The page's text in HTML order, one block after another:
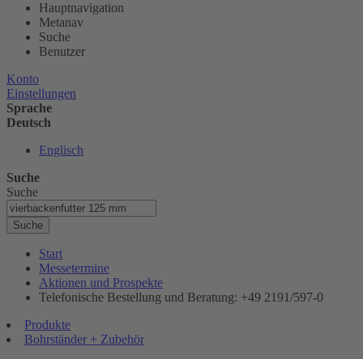
Hauptnavigation
Metanav
Suche
Benutzer
Konto
Einstellungen
Sprache
Deutsch
Englisch
Suche
Suche
Suche
Start
Messetermine
Aktionen und Prospekte
Telefonische Bestellung und Beratung: +49 2191/597-0
Produkte
Bohrständer + Zubehör